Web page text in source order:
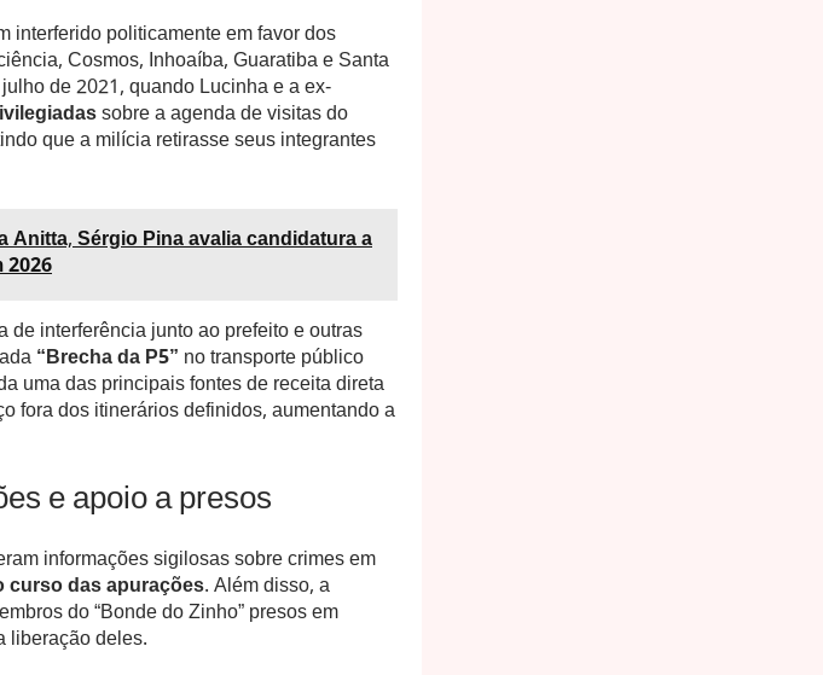
interferido politicamente em favor dos
Cosmos, Inhoaíba, Guaratiba e Santa
de 2021, quando Lucinha e a ex-
sobre a agenda de visitas do
que a milícia retirasse seus integrantes
Sérgio Pina avalia candidatura a
2026
interferência junto ao prefeito e outras
“Brecha da P5” no transporte público
uma das principais fontes de receita direta
fora dos itinerários definidos, aumentando a
e apoio a presos
informações sigilosas sobre crimes em
curso das apurações. Além disso, a
do “Bonde do Zinho” presos em
liberação deles.